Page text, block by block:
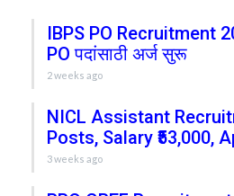
IBPS PO Recruitment
PO पदांसाठी अर्ज सुरू
2 weeks ago
NICL Assistant
Posts, Salary ₹53,000,
3 weeks ago